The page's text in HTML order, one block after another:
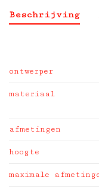
Beschrijving
ontwerper
materiaal
afmetingen
hoogte
maximale